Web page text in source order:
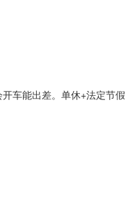
车能出差。单休+法定节假